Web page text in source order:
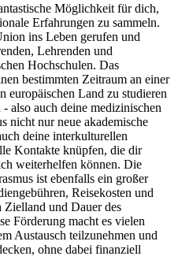
Möglichkeit für dich,
Erfahrungen zu sammeln.
ins Leben gerufen und
Lehrenden und
Hochschulen. Das
bestimmten Zeitraum an einer
europäischen Land zu studieren
also auch deine medizinischen
nicht nur neue akademische
deine interkulturellen
Kontakte knüpfen, die dir
weiterhelfen können. Die
ist ebenfalls ein großer
Reisekosten und
Zielland und Dauer des
Förderung macht es vielen
Austausch teilzunehmen und
ohne dabei finanziell